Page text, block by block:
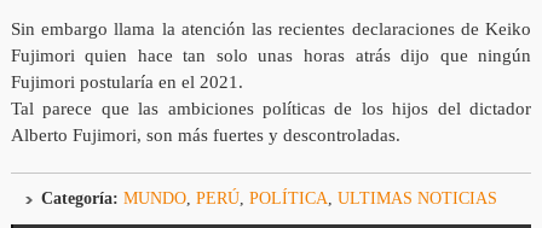
Sin embargo llama la atención las recientes declaraciones de Keiko
Fujimori quien hace tan solo unas horas atrás dijo que ningún
Fujimori postularía en el 2021.
Tal parece que las ambiciones políticas de los hijos del dictador
Alberto Fujimori, son más fuertes y descontroladas.
Categoría: MUNDO, PERÚ, POLÍTICA ULTIMAS NOTICIAS